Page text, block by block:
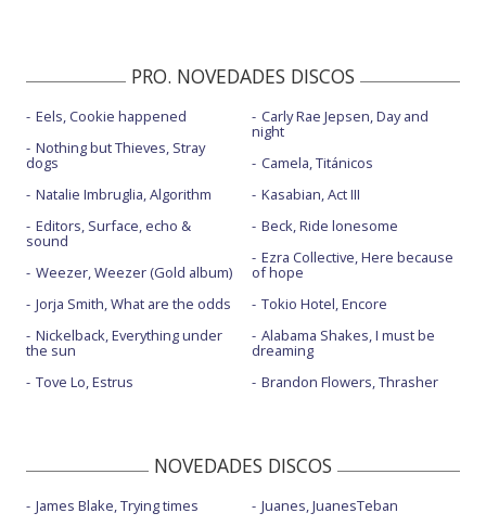
PRO. NOVEDADES DISCOS
Eels, Cookie happened
Nothing but Thieves, Stray
dogs
Natalie Imbruglia, Algorithm
Editors, Surface, echo &
sound
Weezer, Weezer (Gold album)
Jorja Smith, What are the odds
Nickelback, Everything under
the sun
Tove Lo, Estrus
Carly Rae Jepsen, Day and
night
Camela, Titánicos
Kasabian, Act III
Beck, Ride lonesome
Ezra Collective, Here because
of hope
Tokio Hotel, Encore
Alabama Shakes, I must be
dreaming
Brandon Flowers, Thrasher
NOVEDADES DISCOS
James Blake, Trying times
Juanes, JuanesTeban